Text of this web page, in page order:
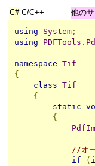
C# C/C++ 他の
using System ;
using
PDFTools .
namespace Tif
{
class Tif
{
static
{
//オ
if
(